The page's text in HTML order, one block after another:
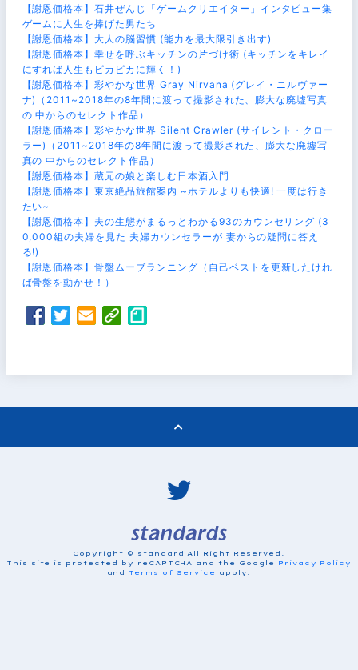
【謝恩価格本】石井ぜんじ「ゲームクリエイター」インタビュー集
ゲームに人生を捧げた男たち
【謝恩価格本】大人の脳習慣 (能力を最大限引き出す)
【謝恩価格本】幸せを呼ぶキッチンの片づけ術 (キッチンをキレイ
にすれば人生もピカピカに輝く！)
【謝恩価格本】彩やかな世界 Gray Nirvana (グレイ・ニルヴァー
ナ)（2011~2018年の8年間に渡って撮影された、膨大な廃墟写真
の 中からのセレクト作品）
【謝恩価格本】彩やかな世界 Silent Crawler (サイレント・クロー
ラー)（2011~2018年の8年間に渡って撮影された、膨大な廃墟写
真の 中からのセレクト作品）
【謝恩価格本】蔵元の娘と楽しむ日本酒入門
【謝恩価格本】東京絶品旅館案内 ~ホテルよりも快適! 一度は行き
たい~
【謝恩価格本】夫の生態がまるっとわかる93のカウンセリング (3
0,000組の夫婦を見た 夫婦カウンセラーが 妻からの疑問に答え
る!)
【謝恩価格本】骨盤ムーブランニング（自己ベストを更新したけれ
ば骨盤を動かせ！）
Copyright © standard All Right Reserved.
This site is protected by reCAPTCHA and the Google
Privacy Policy
and Terms of Service apply.